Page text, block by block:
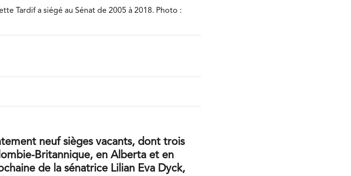
Tardif a siégé au Sénat de 2005 à 2018. Photo :
neuf sièges vacants, dont trois
Britannique, en Alberta et en
de la sénatrice Lilian Eva Dyck,